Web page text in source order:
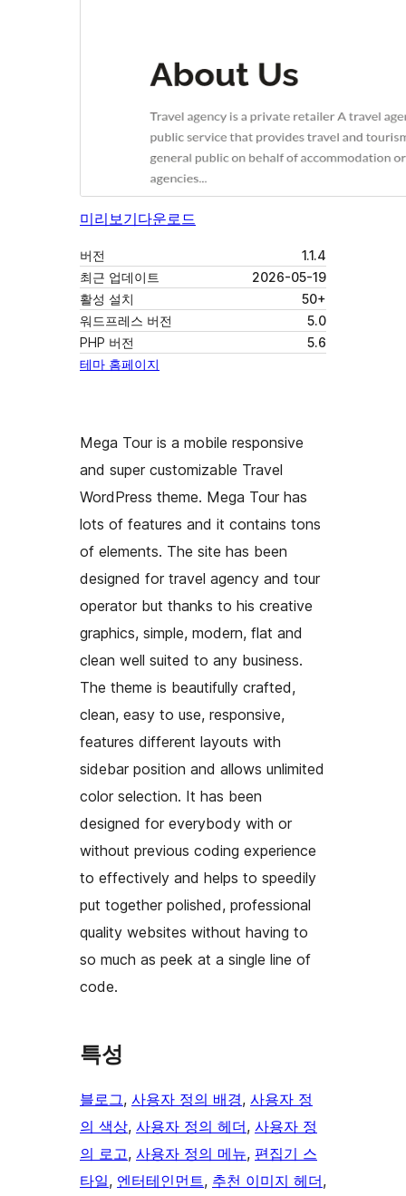
미리보기다운로드
버전
1.1.4
최근 업데이트
2026-05-19
활성 설치
50+
워드프레스 버전
5.0
PHP 버전
5.6
테마 홈페이지
Mega Tour is a mobile responsive
and super customizable Travel
WordPress theme. Mega Tour has
lots of features and it contains tons
of elements. The site has been
designed for travel agency and tour
operator but thanks to his creative
graphics, simple, modern, flat and
clean well suited to any business.
The theme is beautifully crafted,
clean, easy to use, responsive,
features different layouts with
sidebar position and allows unlimited
color selection. It has been
designed for everybody with or
without previous coding experience
to effectively and helps to speedily
put together polished, professional
quality websites without having to
so much as peek at a single line of
code.
특성
블로그, 사용자 정의 배경, 사용자 정
의 색상, 사용자 정의 헤더, 사용자 정
의 로고, 사용자 정의 메뉴, 편집기 스
타일, 엔터테인먼트, 추천 이미지 헤더